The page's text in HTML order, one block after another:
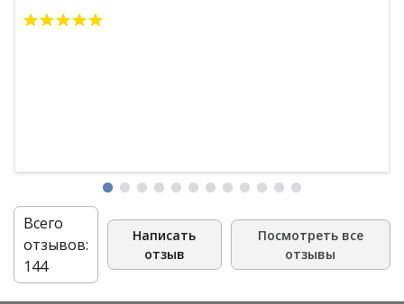
функции, после использования на лице не было
Всего
отзывов:
144
Написать
отзыв
Посмотреть все
отзывы